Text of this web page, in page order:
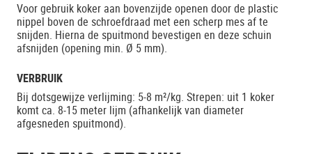
Voor gebruik koker aan bovenzijde openen door de plastic
nippel boven de schroefdraad met een scherp mes af te
snijden. Hierna de spuitmond bevestigen en deze schuin
afsnijden (opening min. Ø 5 mm).
VERBRUIK
Bij dotsgewijze verlijming: 5-8 m²/kg. Strepen: uit 1 koker
komt ca. 8-15 meter lijm (afhankelijk van diameter
afgesneden spuitmond).